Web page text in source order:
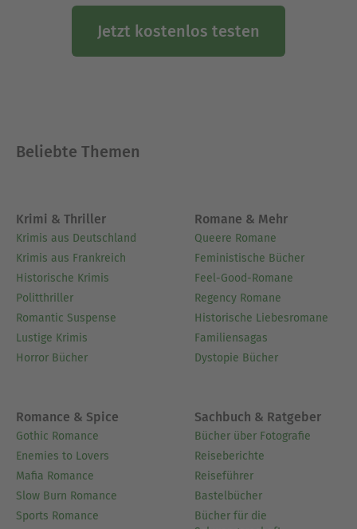
Jetzt kostenlos testen
Beliebte Themen
Krimi & Thriller
Krimis aus Deutschland
Krimis aus Frankreich
Historische Krimis
Politthriller
Romantic Suspense
Lustige Krimis
Horror Bücher
Romane & Mehr
Queere Romane
Feministische Bücher
Feel-Good-Romane
Regency Romane
Historische Liebesromane
Familiensagas
Dystopie Bücher
Romance & Spice
Gothic Romance
Enemies to Lovers
Mafia Romance
Slow Burn Romance
Sports Romance
Sachbuch & Ratgeber
Bücher über Fotografie
Reiseberichte
Reiseführer
Bastelbücher
Bücher für die